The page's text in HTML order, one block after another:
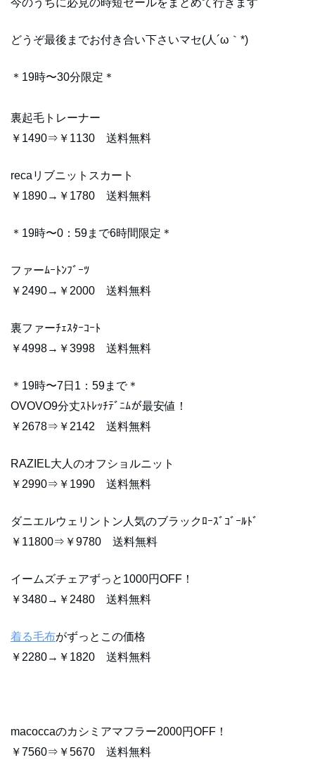
今のうちに必見の時短セールをまとめて行きます
どうぞ最後までお付き合い下さいマセ(人´ω｀*)
＊19時〜30分限定＊
裏起毛トレーナー
￥1490⇒￥1130 送料無料
recaリブニットスカート
￥1890→￥1780 送料無料
＊19時〜0：59まで6時間限定＊
ファーﾑｰﾄﾝﾌﾞｰﾂ
￥2490→￥2000 送料無料
裏ファーﾁｪｽﾀｰｺｰﾄ
￥4998→￥3998 送料無料
＊19時〜7日1：59まで＊
OVOVO9分丈ｽﾄﾚｯﾁﾃﾞﾆﾑが最安値！
￥2678⇒￥2142 送料無料
RAZIEL大人のオフショルニット
￥2990⇒￥1990 送料無料
ダニエルウェリントン人気のブラックﾛｰｽﾞｺﾞｰﾙﾄﾞ
￥11800⇒￥9780 送料無料
イームズチェアずっと1000円OFF！
￥3480→￥2480 送料無料
着る毛布がずっとこの価格
￥2280→￥1820 送料無料
macoccaのカシミアマフラー2000円OFF！
￥7560⇒￥5670 送料無料